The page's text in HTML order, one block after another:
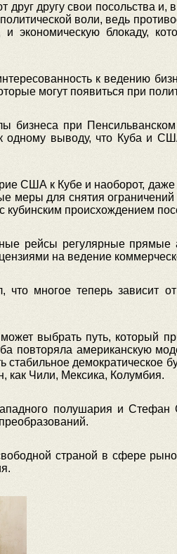
друг другу свои посольства
воли, ведь
блокаду,
к ведению
могут появиться при
бизнеса при
выводу, что Куба и
США к Кубе и наоборот,
меры для снятия
происхождением
рейсы регулярные
на ведение
многое теперь зависит
выбрать путь, который
повторяла американскую
стабильное
как Чили, Мексика, Колумбия.
полушария и Стефан
страной в сфере